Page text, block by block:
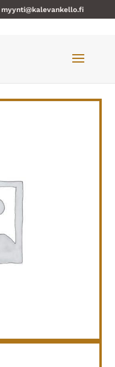
myynti@kalevankello.fi
005 käyttämätön